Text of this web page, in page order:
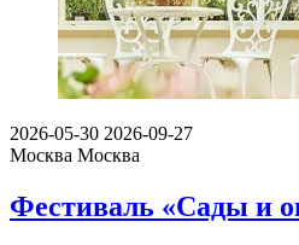
2026-05-30 2026-09-27
Москва Москва
Фестиваль «Сады и